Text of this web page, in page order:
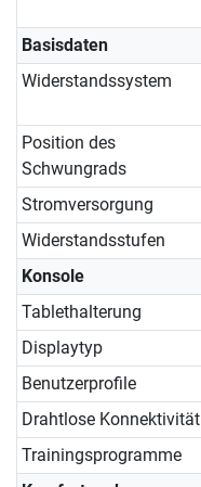
Basisdaten
Widerstandssystem
Position des
Schwungrads
Stromversorgung
Widerstandsstufen
Konsole
Tablethalterung
Displaytyp
Benutzerprofile
Drahtlose Konnektivität
Trainingsprogramme